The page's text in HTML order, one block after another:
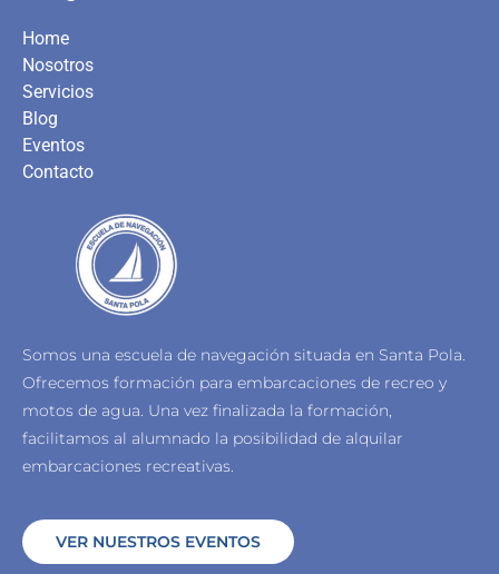
Home
Nosotros
Servicios
Blog
Eventos
Contacto
Somos una escuela de navegación situada en Santa Pola.
Ofrecemos formación para embarcaciones de recreo y
motos de agua. Una vez finalizada la formación,
facilitamos al alumnado la posibilidad de alquilar
embarcaciones recreativas.
VER NUESTROS EVENTOS